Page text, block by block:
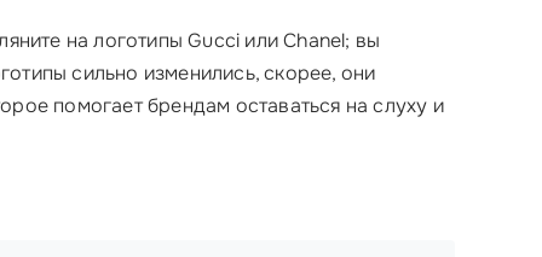
на логотипы Gucci или Chanel; вы
сильно изменились, скорее, они
помогает брендам оставаться на слуху и